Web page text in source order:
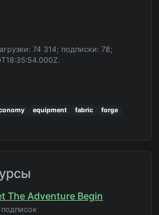
74 314; подписки: 78;
equipment fabric
forge
The Adventure Begin